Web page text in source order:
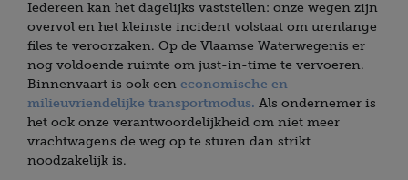
Iedereen kan het dagelijks vaststellen: onze wegen zijn
overvol en het kleinste incident volstaat om urenlange
files te veroorzaken. Op de Vlaamse Waterwegenis er
nog voldoende ruimte om just-in-time te vervoeren.
Binnenvaart is ook een economische en
milieuvriendelijke transportmodus. Als ondernemer is
het ook onze verantwoordelijkheid om niet meer
vrachtwagens de weg op te sturen dan strikt
noodzakelijk is.